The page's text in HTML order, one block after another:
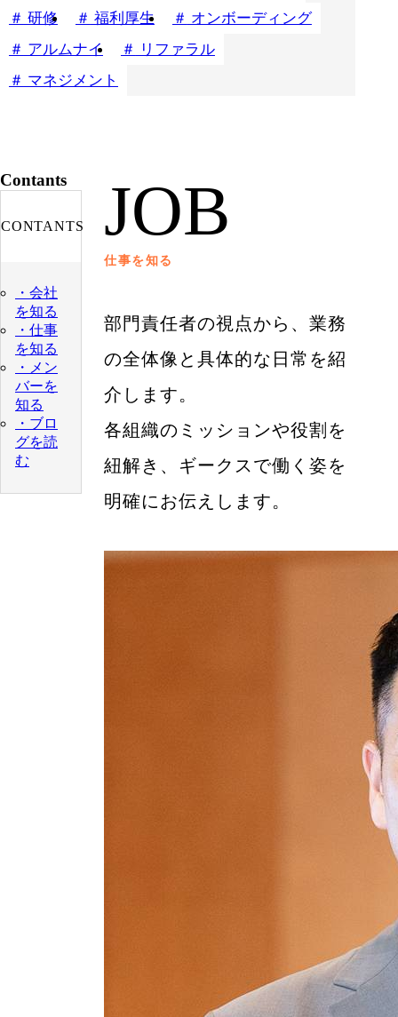
研修
福利厚生
オンボーディング
アルムナイ
リファラル
マネジメント
Contants
CONTANTS
・会社
を知る
・仕事
を知る
・メン
バーを
知る
・ブロ
グを読
む
仕事を知る
JOB
部門責任者の視点から、業務
の全体像と具体的な日常を紹
介します。
各組織のミッションや役割を
紐解き、ギークスで働く姿を
明確にお伝えします。